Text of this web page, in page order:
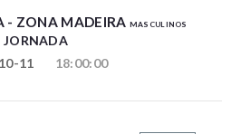
- ZONA MADEIRA MASCULINOS
JORNADA
11
18:00:00